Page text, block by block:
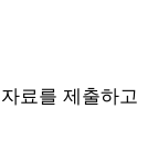
료를 제출하고